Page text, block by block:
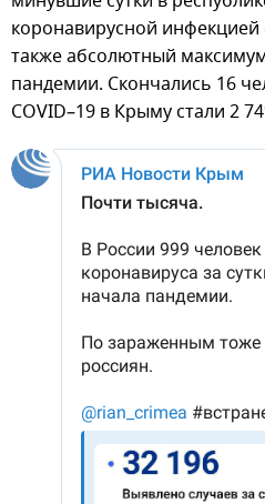
коронавирусной инфекцией
также абсолютный
пандемии. Скончались 16
COVID–19 в Крыму стали 2